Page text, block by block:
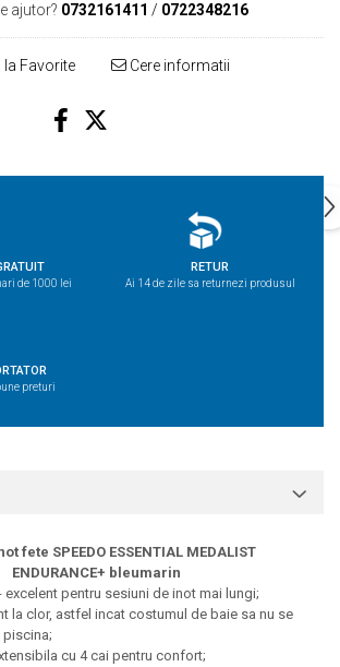
ajutor? 0732161411 / 0722348216
la Favorite Cere informatii
de 1000 lei
RETUR
Ai 14 de zile sa returnezi produsul
preturi
fete SPEEDO ESSENTIAL MEDALIST
ENDURANCE+ bleumarin
pentru sesiuni de inot mai lungi;
la clor, astfel incat costumul de baie sa nu se
cu 4 cai pentru confort;